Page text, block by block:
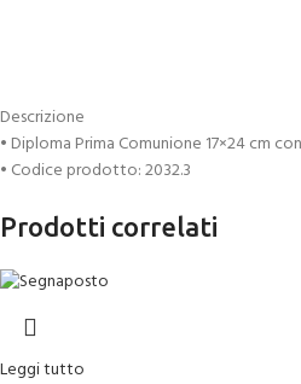
Descrizione
• Diploma Prima Comunione 17×24 cm
• Codice prodotto: 2032.3
Prodotti correlati
Leggi tutto